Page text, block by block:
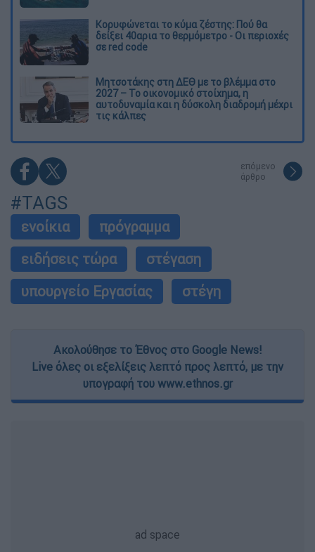
Κορυφώνεται το κύμα ζέστης: Πού θα
δείξει 40αρια το θερμόμετρο - Οι περιοχές
σε red code
Μητσοτάκης στη ΔΕΘ με το βλέμμα στο
2027 – Το οικονομικό στοίχημα, η
αυτοδυναμία και η δύσκολη διαδρομή μέχρι
τις κάλπες
επόμενο
άρθρο
#TAGS
ενοίκια
πρόγραμμα
ειδήσεις τώρα
στέγαση
υπουργείο Εργασίας
στέγη
Ακολούθησε το Έθνος στο Google News!
Live όλες οι εξελίξεις λεπτό προς λεπτό, με την
υπογραφή του www.ethnos.gr